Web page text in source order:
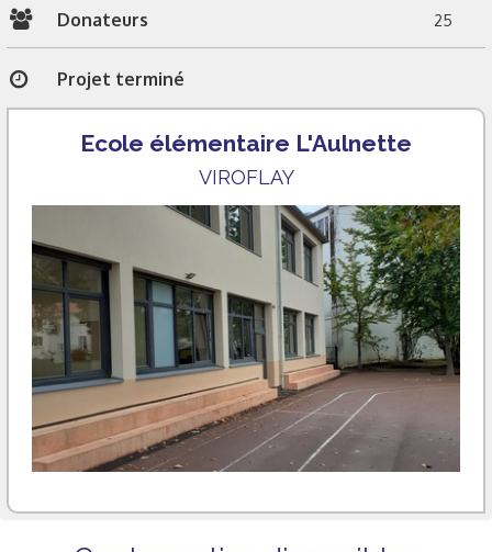
Donateurs 25
Projet terminé
Ecole élémentaire L'Aulnette
VIROFLAY